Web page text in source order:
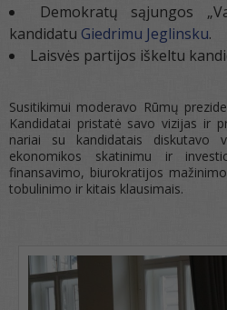
Demokratų sąjungos
kandidatu Giedrimu Jeglinsku.
Laisvės partijos iškeltu
Susitikimui moderavo Rūmų
Kandidatai pristatė savo vizijas ir
nariai su kandidatais diskutavo
ekonomikos skatinimu ir
finansavimo, biurokratijos
tobulinimo ir kitais klausimais.